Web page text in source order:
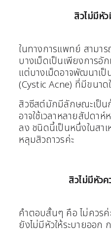
สิวไม่มีหั
ในทางการแพทย์ สามา
บางเม็ดเป็นเพียงการอั
แต่บางเม็ดอาจพัฒนาเป็
(Cystic Acne) ที่มีขนาด
สิวซีสต์มักมีลักษณะเป็น
อาจใช้เวลาหลายสัปดา
ลง ชนิดนี้เป็นหนึ่งในสา
หลุมสิวถาวรค่ะ
สิวไม่มีหัว
คำตอบสั้นๆ คือ ไม่ควรค่
ยังไม่มีหัวให้ระบายออก